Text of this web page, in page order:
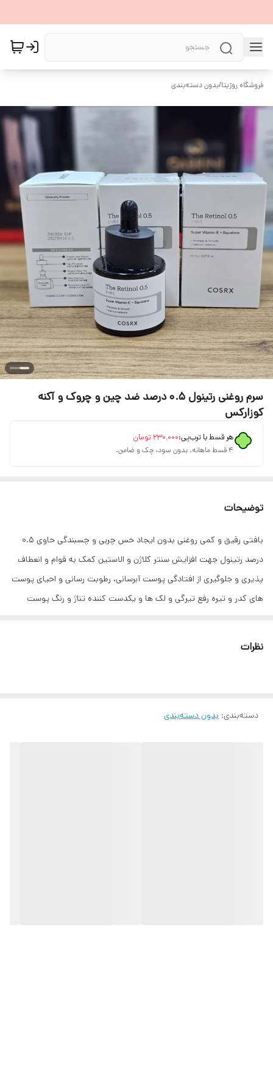
فروشگاه روژیتا/بدون دسته‌بندی
سرم روغنی رتینول 0.5 درصد ضد چین و چروک و آکنه
کوزارکس
هر قسط با ترب‌پی:۲۳۰٬۰۰۰ تومان
۴ قسط ماهانه. بدون سود، چک و ضامن.
توضیحات
بافتی رقیق و کمی روغنی بدون ایجاد حس چربی و چسبندگی حاوی 0.5
درصد رتینول جهت افزایش سنتر کلاژن و الاستین کمک به قوام و انعطاف
پذیری و جلوگیری از افتادگی پوست آبرسانی، رطوبت رسانی و احیای پوست
های کدر و تیره رفع تیرگی و لک ها و یکدست کننده تناژ و رنگ پوست
منافذ و بهبود مشکلات پوستی فاقد مواد شیمیایی مضر و حساسیت زا
نظرات
دسته‌بندی: بدون دسته‌بندی